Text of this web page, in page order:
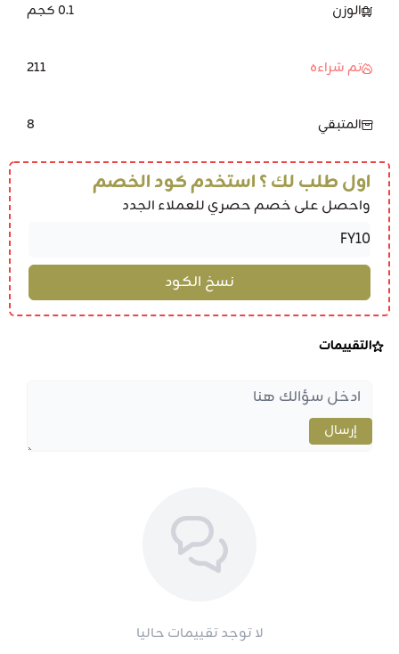
الوزن 0.1 كجم
تم شراءه 211
المتبقي 8
اول طلب لك ؟ استخدم كود الخصم
واحصل على خصم حصري للعملاء الجدد
التقييمات
إرسال
لا توجد تقييمات حاليا